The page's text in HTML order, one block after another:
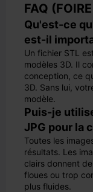
FAQ
Qu'est-ce
est-il
Un fichier STL
modèles 3D. Il
conception, ce
3D. Sans lui,
modèle.
Puis-je
JPG pour la
Toutes les
résultats. Les
clairs donnent
floues ou trop
plus fluides.